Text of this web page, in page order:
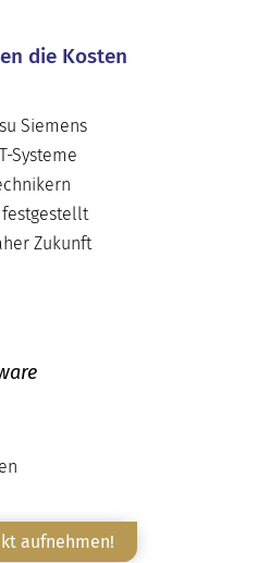
die Kosten
Siemens
Systeme
Zukunft
aufnehmen!